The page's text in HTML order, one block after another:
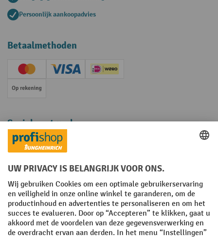
Persoonlijk aankoopadvies
Betaalmethoden
Creditcard (Master)Creditcard (Visa)iDEAL | Wero
Op rekening
Sociale netwerken
Facebook
YouTube
LinkedInInstagram
Algemene leveringsvoorwaarden Copyright
Privacyverklaring Privacy Instellingen
All prices excl. VAT plusshipping costs and possible delivery charges,